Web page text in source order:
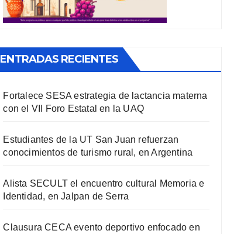
ENTRADAS RECIENTES
Fortalece SESA estrategia de lactancia materna
con el VII Foro Estatal en la UAQ
Estudiantes de la UT San Juan refuerzan
conocimientos de turismo rural, en Argentina
Alista SECULT el encuentro cultural Memoria e
Identidad, en Jalpan de Serra
Clausura CECA evento deportivo enfocado en